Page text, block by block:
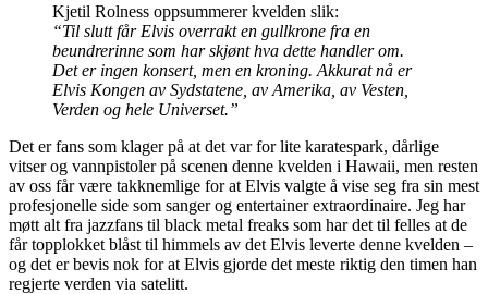
Kjetil Rolness oppsummerer kvelden slik:
“Til slutt får Elvis overrakt en gullkrone fra en
beundrerinne som har skjønt hva dette handler om.
Det er ingen konsert, men en kroning. Akkurat nå er
Elvis Kongen av Sydstatene, av Amerika, av Vesten,
Verden og hele Universet.”
Det er fans som klager på at det var for lite karatespark, dårlige
vitser og vannpistoler på scenen denne kvelden i Hawaii, men resten
av oss får være takknemlige for at Elvis valgte å vise seg fra sin mest
profesjonelle side som sanger og entertainer extraordinaire. Jeg har
møtt alt fra jazzfans til black metal freaks som har det til felles at de
får topplokket blåst til himmels av det Elvis leverte denne kvelden –
og det er bevis nok for at Elvis gjorde det meste riktig den timen han
regjerte verden via satelitt.